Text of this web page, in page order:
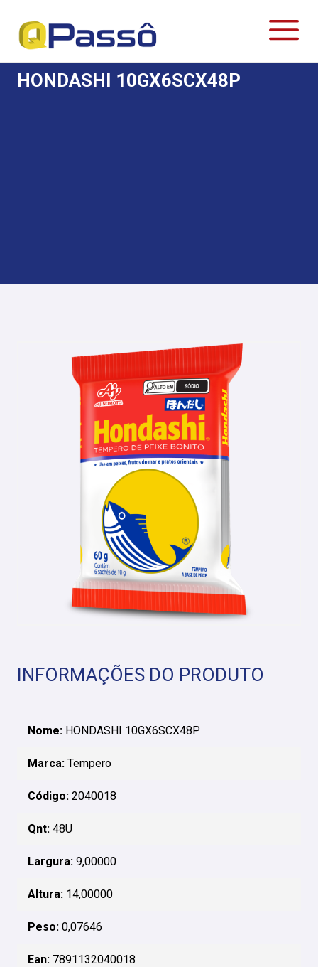
HONDASHI 10GX6SCX48P
INFORMAÇÕES DO PRODUTO
Nome: HONDASHI 10GX6SCX48P
Marca: Tempero
Código: 2040018
Qnt: 48U
Largura: 9,00000
Altura: 14,00000
Peso: 0,07646
Ean: 7891132040018